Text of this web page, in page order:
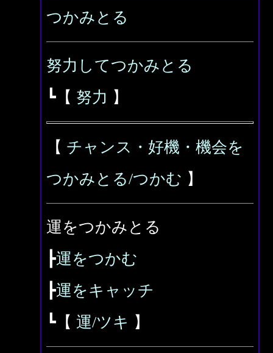
つかみとる
努力してつかみとる
┗【 努力 】
【 チャンス・好機・機会を
つかみとる/つかむ 】
運をつかみとる
┣運をつかむ
┣運をキャッチ
┗【 運/ツキ 】